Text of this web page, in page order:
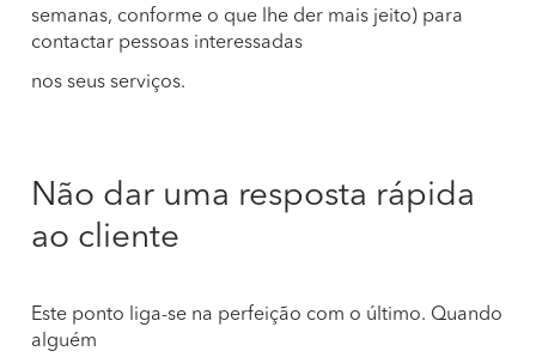
semanas, conforme o que lhe der mais jeito) para
contactar pessoas interessadas
nos seus serviços.
Não dar uma resposta rápida
ao cliente
Este ponto liga-se na perfeição com o último. Quando
alguém